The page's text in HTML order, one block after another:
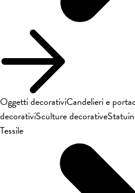
Oggetti decorativiCandelieri e
decorativiSculture decorative
Tessile